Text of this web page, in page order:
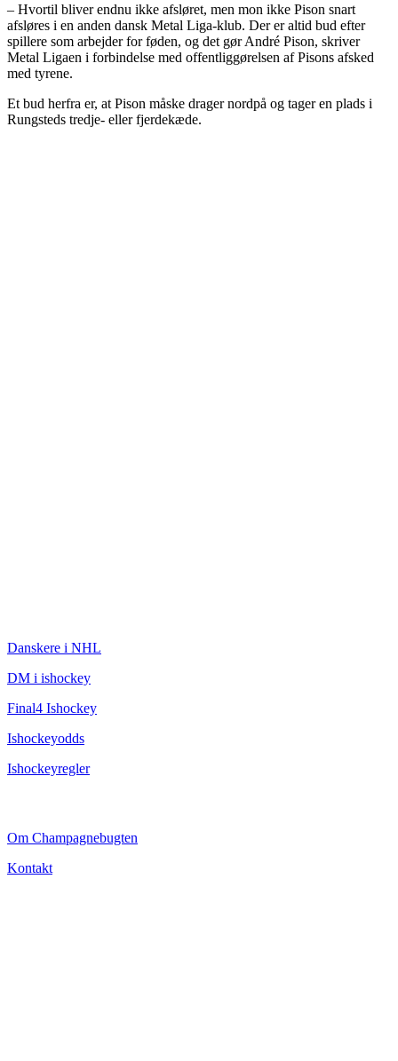
– Hvortil bliver endnu ikke afsløret, men mon ikke Pison snart
afsløres i en anden dansk Metal Liga-klub. Der er altid bud efter
spillere som arbejder for føden, og det gør André Pison, skriver
Metal Ligaen i forbindelse med offentliggørelsen af Pisons afsked
med tyrene.
Et bud herfra er, at Pison måske drager nordpå og tager en plads i
Rungsteds tredje- eller fjerdekæde.
Danskere i NHL
DM i ishockey
Final4 Ishockey
Ishockeyodds
Ishockeyregler
Om Champagnebugten
Kontakt